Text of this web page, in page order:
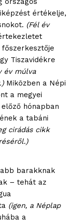
értékelje,
(Fél év
Tiszavidékre
év múlva
Miközben a Népi
a megyei
hónapban
a tabáni
cirádás cikk
barakknak
– tehát az
(igen, a Néplap
a